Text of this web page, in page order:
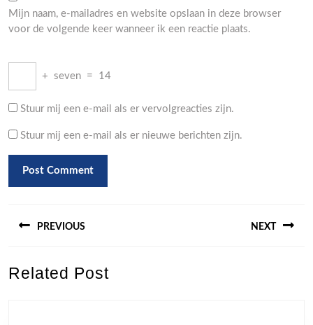
Mijn naam, e-mailadres en website opslaan in deze browser
voor de volgende keer wanneer ik een reactie plaats.
+ seven = 14
Stuur mij een e-mail als er vervolgreacties zijn.
Stuur mij een e-mail als er nieuwe berichten zijn.
PREVIOUS
post:
NEXT
Related Post